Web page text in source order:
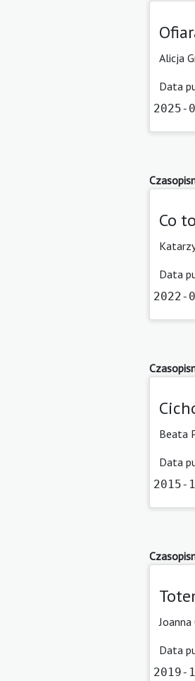
Alicja
Data
2025-
Co
Data
2022-
Beata
Data
2015-
Data
2019-